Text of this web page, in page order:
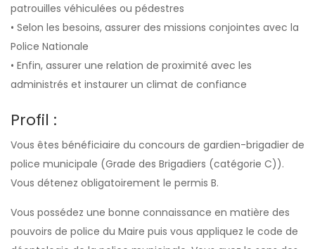
patrouilles véhiculées ou pédestres
• Selon les besoins, assurer des missions conjointes avec la
Police Nationale
• Enfin, assurer une relation de proximité avec les
administrés et instaurer un climat de confiance
Profil :
Vous êtes bénéficiaire du concours de gardien-brigadier de
police municipale (Grade des Brigadiers (catégorie C)).
Vous détenez obligatoirement le permis B.
Vous possédez une bonne connaissance en matière des
pouvoirs de police du Maire puis vous appliquez le code de